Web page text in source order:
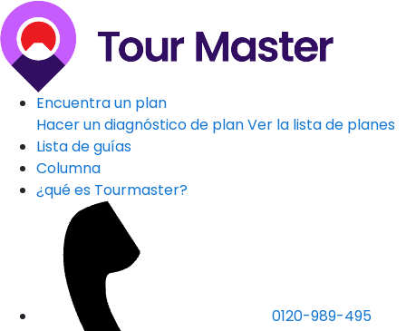
Encuentra un plan
Hacer un diagnóstico de planVer la lista de planes
Lista de guías
Columna
¿qué es Tourmaster?
0120-989-495